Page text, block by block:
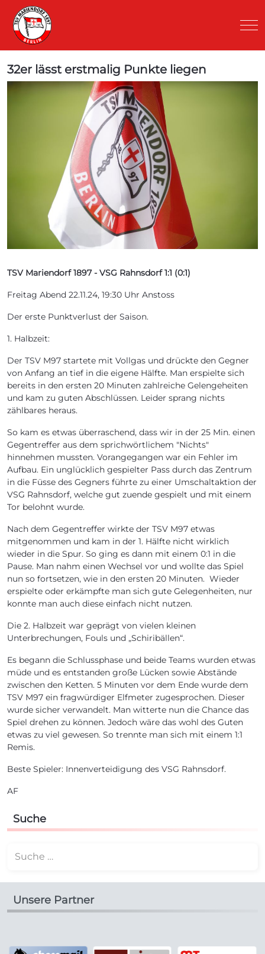
32er lässt erstmalig Punkte liegen
TSV Mariendorf 1897 - VSG Rahnsdorf 1:1 (0:1)
Freitag Abend 22.11.24, 19:30 Uhr Anstoss
Der erste Punktverlust der Saison.
1. Halbzeit:
Der TSV M97 startete mit Vollgas und drückte den Gegner
von Anfang an tief in die eigene Hälfte. Man erspielte sich
bereits in den ersten 20 Minuten zahlreiche Gelengeheiten
und kam zu guten Abschlüssen. Leider sprang nichts
zählbares heraus.
So kam es etwas überraschend, dass wir in der 25 Min. einen
Gegentreffer aus dem sprichwörtlichem "Nichts"
hinnehmen mussten. Vorangegangen war ein Fehler im
Aufbau. Ein unglücklich gespielter Pass durch das Zentrum
in die Füsse des Gegners führte zu einer Umschaltaktion der
VSG Rahnsdorf, welche gut zuende gespielt und mit einem
Tor belohnt wurde.
Nach dem Gegentreffer wirkte der TSV M97 etwas
mitgenommen und kam in der 1. Hälfte nicht wirklich
wieder in die Spur. So ging es dann mit einem 0:1 in die
Pause. Man nahm einen Wechsel vor und wollte das Spiel
nun so fortsetzen, wie in den ersten 20 Minuten. Wieder
erspielte oder erkämpfte man sich gute Gelegenheiten, nur
konnte man auch diese einfach nicht nutzen.
Die 2. Halbzeit war geprägt von vielen kleinen
Unterbrechungen, Fouls und „Schiribällen“.
Es begann die Schlussphase und beide Teams wurden etwas
müde und es entstanden große Lücken sowie Abstände
zwischen den Ketten. 5 Minuten vor dem Ende wurde dem
TSV M97 ein fragwürdiger Elfmeter zugesprochen. Dieser
wurde sicher verwandelt. Man witterte nun die Chance das
Spiel drehen zu können. Jedoch wäre das wohl des Guten
etwas zu viel gewesen. So trennte man sich mit einem 1:1
Remis.
Beste Spieler: Innenverteidigung des VSG Rahnsdorf.
AF
Suche
Unsere Partner